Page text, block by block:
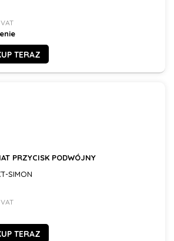
TERAZ
PRZYCISK PODWÓJNY
SIMON
TERAZ